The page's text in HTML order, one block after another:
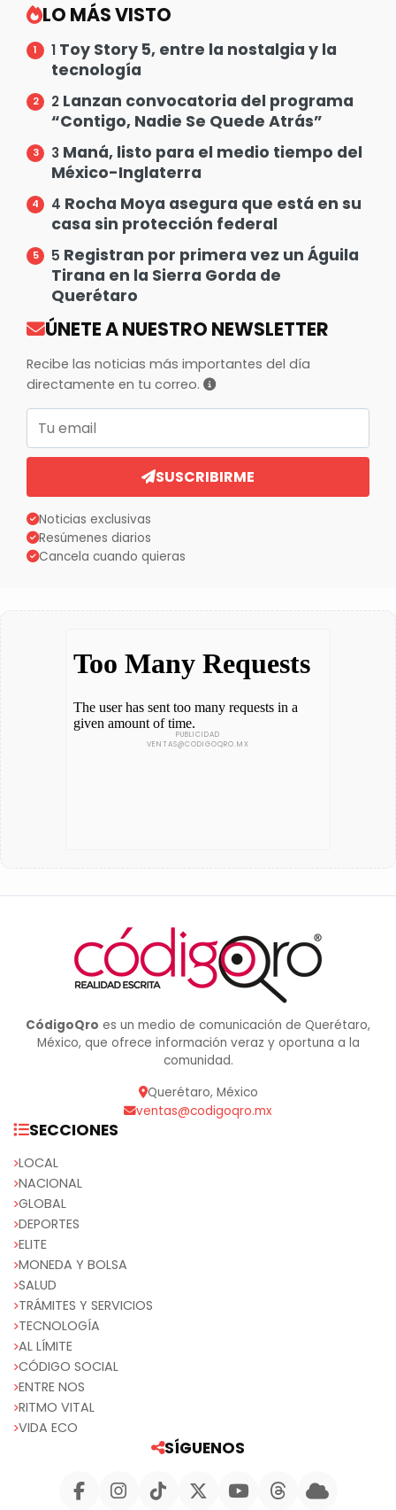
LO MÁS VISTO
1 Toy Story 5, entre la nostalgia y la
tecnología
2 Lanzan convocatoria del programa
“Contigo, Nadie Se Quede Atrás”
3 Maná, listo para el medio tiempo del
México-Inglaterra
4 Rocha Moya asegura que está en su
casa sin protección federal
5 Registran por primera vez un Águila
Tirana en la Sierra Gorda de
Querétaro
ÚNETE A NUESTRO NEWSLETTER
Recibe las noticias más importantes del día
directamente en tu correo.
SUSCRIBIRME
Noticias exclusivas
Resúmenes diarios
Cancela cuando quieras
CódigoQro es un medio de comunicación de Querétaro,
México, que ofrece información veraz y oportuna a la
comunidad.
Querétaro, México
ventas@codigoqro.mx
SECCIONES
LOCAL
NACIONAL
GLOBAL
DEPORTES
ELITE
MONEDA Y BOLSA
SALUD
TRÁMITES Y SERVICIOS
TECNOLOGÍA
AL LÍMITE
CÓDIGO SOCIAL
ENTRE NOS
RITMO VITAL
VIDA ECO
SÍGUENOS